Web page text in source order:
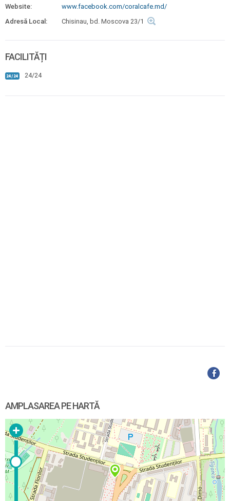
Website:
www.facebook.com/coralcafe.md/
Adresă Local:
Chisinau, bd. Moscova 23/1
FACILITĂȚI
24/24
AMPLASAREA PE HARTĂ